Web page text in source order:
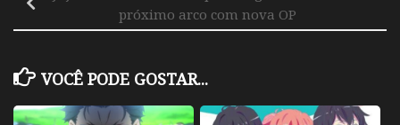
próximo arco com nova OP
VOCÊ PODE GOSTAR...